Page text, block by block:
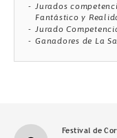
Jurados
Fantástico y
Jurado
Ganadores de La
Festival de